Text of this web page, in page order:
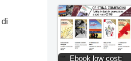
Ebook low cost: